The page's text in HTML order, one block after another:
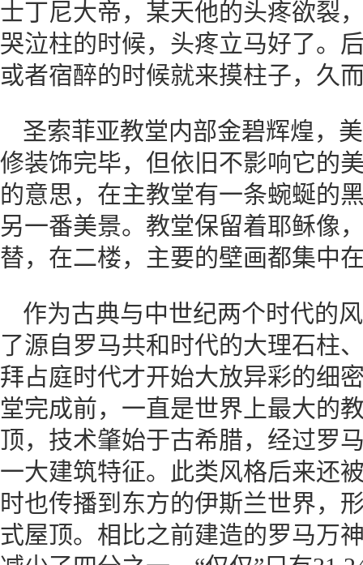
士丁尼大帝，某天他的头疼欲裂
哭泣柱的时候，头疼立马好了。
或者宿醉的时候就来摸柱子，久
圣索菲亚教堂内部金碧辉煌，
修装饰完毕，但依旧不影响它的
的意思，在主教堂有一条蜿蜒的
另一番美景。教堂保留着耶稣像
替，在二楼，主要的壁画都集中
作为古典与中世纪两个时代的
了源自罗马共和时代的大理石柱
拜占庭时代才开始大放异彩的细
堂完成前，一直是世界上最大的
顶，技术肇始于古希腊，经过罗
一大建筑特征。此类风格后来还
时也传播到东方的伊斯兰世界，
式屋顶。相比之前建造的罗马万